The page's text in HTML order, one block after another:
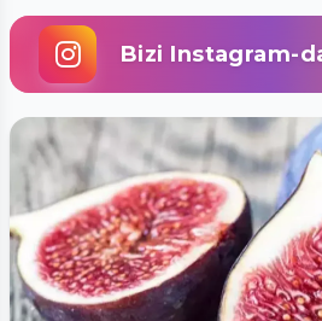
Bizi Instagram-